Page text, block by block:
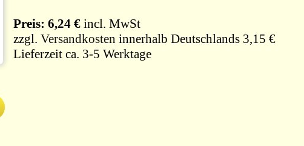
Preis: 6,24 € incl. MwSt
zzgl. Versandkosten innerhalb Deutschlands 3,15 €
Lieferzeit ca. 3-5 Werktage